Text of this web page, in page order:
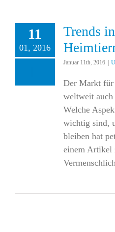
11
01, 2016
Trends
Januar 11th, 2016
Der Markt
weltweit auch
Welche
wichtig sind,
bleiben hat
einem Artikel